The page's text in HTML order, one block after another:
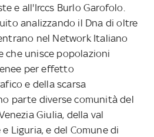
e all'Irccs Burlo Garofolo.
analizzando il Dna di oltre
nel Network Italiano
che unisce popolazioni
per effetto
e della scarsa
parte diverse comunità del
Giulia, della val
Liguria, e del Comune di